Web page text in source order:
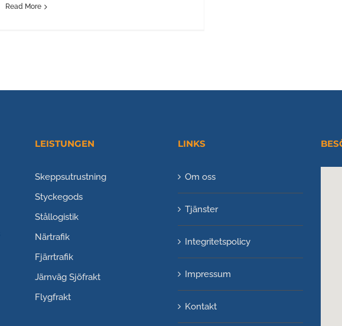
Read More
LEISTUNGEN
Skeppsutrustning
Styckegods
Stållogistik
Närtrafik
Fjärrtrafik
Järnväg Sjöfrakt
Flygfrakt
LINKS
Om oss
Tjänster
Integritetspolicy
Impressum
Kontakt